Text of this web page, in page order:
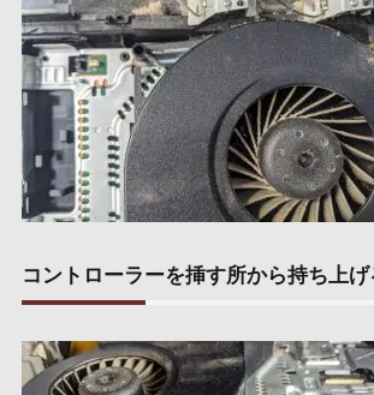
コントローラーを挿す所から持ち上げ